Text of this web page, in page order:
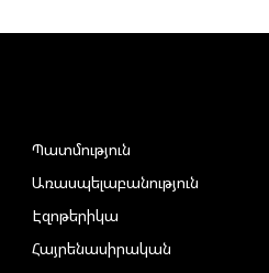
Պատմություն
Առասպելաբանություն
Էզոթերիկա
Հայրենասիրական